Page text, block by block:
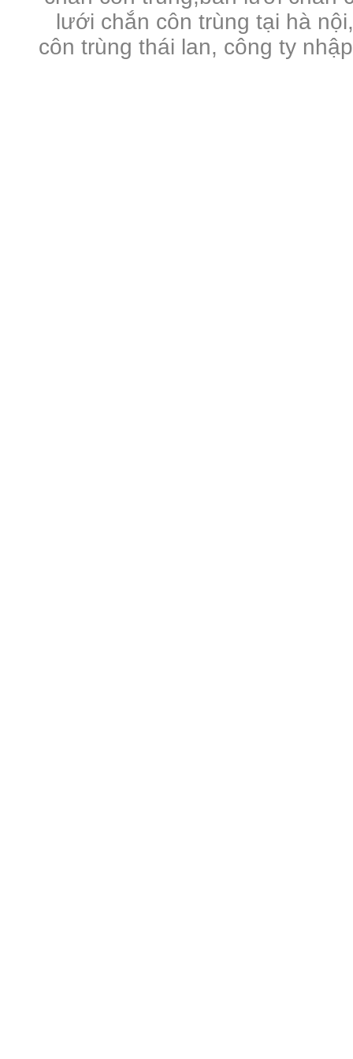
lưới chắn côn trùng tại hà
côn trùng thái lan, công ty